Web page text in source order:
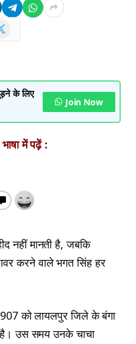
के लिए
Join Now
में पढ़ें :
नहीं मानती है, जबकि
करने वाले भगत सिंह हर
को लायलपुर जिले के बंगा
उस समय उनके चाचा